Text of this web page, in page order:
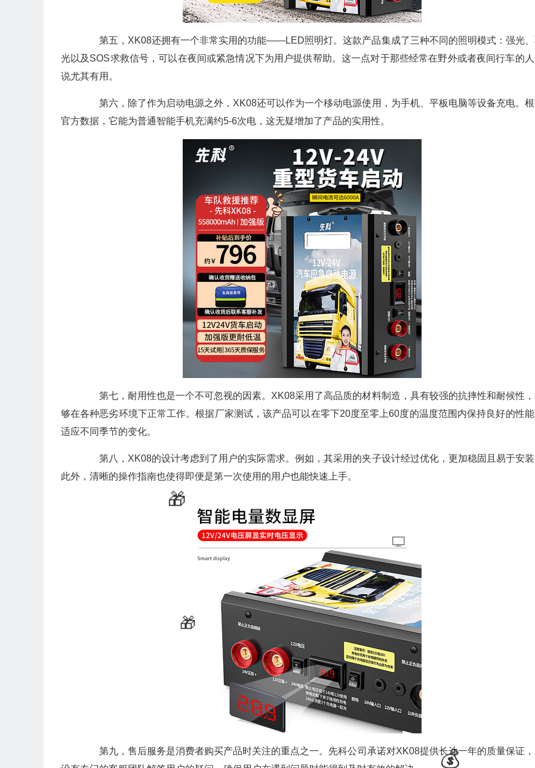
第五，XK08还拥有一个非常实用的功能——LED照明灯。这款产品集成了三种不同的照明模式：强光
光以及SOS求救信号，可以在夜间或紧急情况下为用户提供帮助。这一点对于那些经常在野外或者夜间行车的
说尤其有用。
第六，除了作为启动电源之外，XK08还可以作为一个移动电源使用，为手机、平板电脑等设备充电。
官方数据，它能为普通智能手机充满约5-6次电，这无疑增加了产品的实用性。
第七，耐用性也是一个不可忽视的因素。XK08采用了高品质的材料制造，具有较强的抗摔性和耐候性
够在各种恶劣环境下正常工作。根据厂家测试，该产品可以在零下20度至零上60度的温度范围内保持良好的性
适应不同季节的变化。
第八，XK08的设计考虑到了用户的实际需求。例如，其采用的夹子设计经过优化，更加稳固且易于安
此外，清晰的操作指南也使得即便是第一次使用的用户也能快速上手。
第九，售后服务是消费者购买产品时关注的重点之一。先科公司承诺对XK08提供长达一年的质量保证